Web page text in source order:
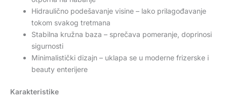
Hidraulično podešavanje visine – lako prilagođavanje
tokom svakog tretmana
Stabilna kružna baza – sprečava pomeranje, doprinosi
sigurnosti
Minimalistički dizajn – uklapa se u moderne frizerske i
beauty enterijere
Karakteristike